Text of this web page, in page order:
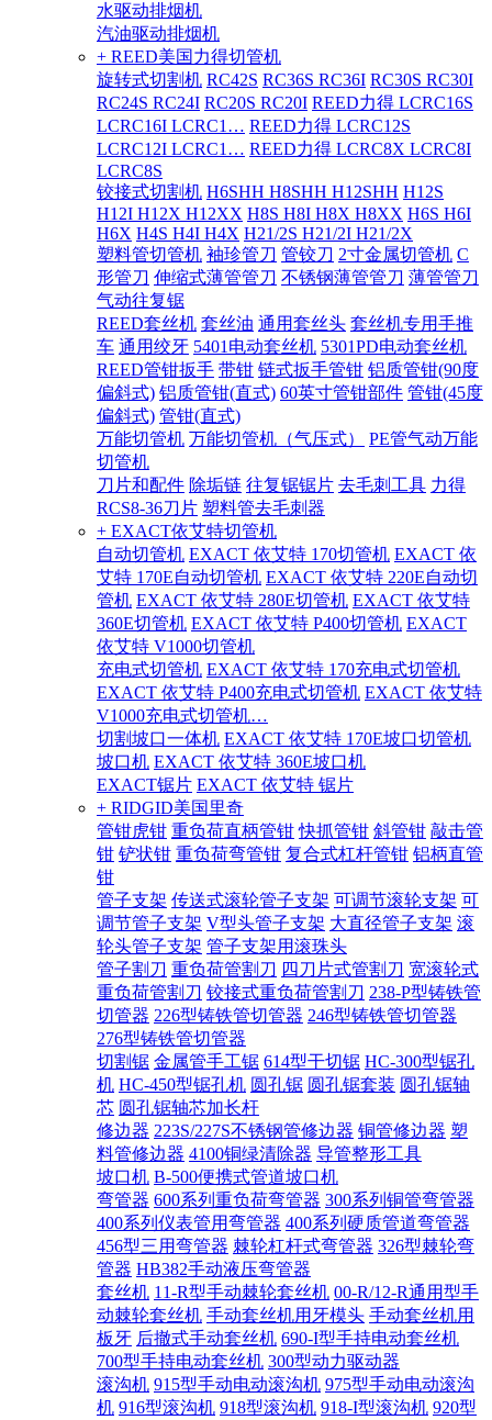
水驱动排烟机
汽油驱动排烟机
+ REED美国力得切管机
旋转式切割机 RC42S RC36S RC36I RC30S RC30I
RC24S RC24I RC20S RC20I REED力得 LCRC16S
LCRC16I LCRC1… REED力得 LCRC12S
LCRC12I LCRC1… REED力得 LCRC8X LCRC8I
LCRC8S
铰接式切割机 H6SHH H8SHH H12SHH H12S
H12I H12X H12XX H8S H8I H8X H8XX H6S H6I
H6X H4S H4I H4X H21/2S H21/2I H21/2X
塑料管切管机 袖珍管刀 管铰刀 2寸金属切管机 C
形管刀 伸缩式薄管管刀 不锈钢薄管管刀 薄管管刀
气动往复锯
REED套丝机 套丝油 通用套丝头 套丝机专用手推
车 通用绞牙 5401电动套丝机 5301PD电动套丝机
REED管钳扳手 带钳 链式扳手管钳 铝质管钳(90度
偏斜式) 铝质管钳(直式) 60英寸管钳部件 管钳(45度
偏斜式) 管钳(直式)
万能切管机 万能切管机（气压式）
PE管气动万能
切管机
刀片和配件 除垢链 往复锯锯片 去毛刺工具 力得
RCS8-36刀片 塑料管去毛刺器
+ EXACT依艾特切管机
自动切管机 EXACT 依艾特 170切管机 EXACT 依
艾特 170E自动切管机 EXACT 依艾特 220E自动切
管机 EXACT 依艾特 280E切管机 EXACT 依艾特
360E切管机 EXACT 依艾特 P400切管机 EXACT
依艾特 V1000切管机
充电式切管机 EXACT 依艾特 170充电式切管机
EXACT 依艾特 P400充电式切管机 EXACT 依艾特
V1000充电式切管机…
切割坡口一体机 EXACT 依艾特 170E坡口切管机
坡口机 EXACT 依艾特 360E坡口机
EXACT锯片 EXACT 依艾特 锯片
+ RIDGID美国里奇
管钳虎钳 重负荷直柄管钳 快抓管钳 斜管钳 敲击管
钳 铲状钳 重负荷弯管钳 复合式杠杆管钳 铝柄直管
钳
管子支架 传送式滚轮管子支架 可调节滚轮支架 可
调节管子支架 V型头管子支架 大直径管子支架 滚
轮头管子支架 管子支架用滚珠头
管子割刀 重负荷管割刀 四刀片式管割刀 宽滚轮式
重负荷管割刀 铰接式重负荷管割刀 238-P型铸铁管
切管器 226型铸铁管切管器 246型铸铁管切管器
276型铸铁管切管器
切割锯 金属管手工锯 614型干切锯 HC-300型锯孔
机 HC-450型锯孔机 圆孔锯 圆孔锯套装 圆孔锯轴
芯 圆孔锯轴芯加长杆
修边器 223S/227S不锈钢管修边器 铜管修边器 塑
料管修边器 4100铜绿清除器 导管整形工具
坡口机 B-500便携式管道坡口机
弯管器 600系列重负荷弯管器 300系列铜管弯管器
400系列仪表管用弯管器 400系列硬质管道弯管器
456型三用弯管器 棘轮杠杆式弯管器 326型棘轮弯
管器 HB382手动液压弯管器
套丝机 11-R型手动棘轮套丝机 00-R/12-R通用型手
动棘轮套丝机 手动套丝机用牙模头 手动套丝机用
板牙 后撤式手动套丝机 690-I型手持电动套丝机
700型手持电动套丝机 300型动力驱动器
滚沟机 915型手动电动滚沟机 975型手动电动滚沟
机 916型滚沟机 918型滚沟机 918-I型滚沟机 920型